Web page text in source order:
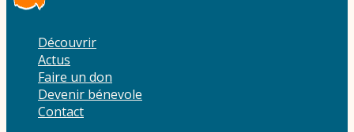
Découvrir
Actus
Faire un don
Devenir bénevole
Contact